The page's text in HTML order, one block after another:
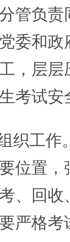
管负
委和
，层
考试安
工作
位置
、回
严格